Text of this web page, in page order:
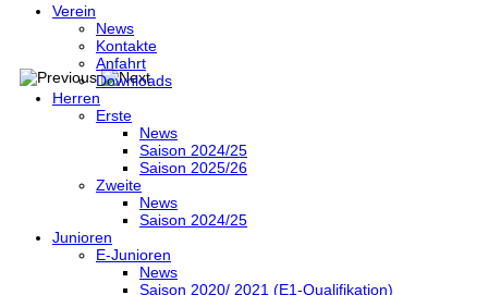
Verein
News
Kontakte
Anfahrt
Downloads
Herren
Erste
News
Saison 2024/25
Saison 2025/26
Zweite
News
Saison 2024/25
Junioren
E-Junioren
News
Saison 2020/ 2021 (E1-Qualifikation)